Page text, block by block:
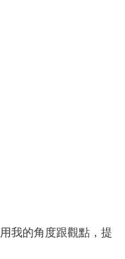
我的角度跟觀點，提